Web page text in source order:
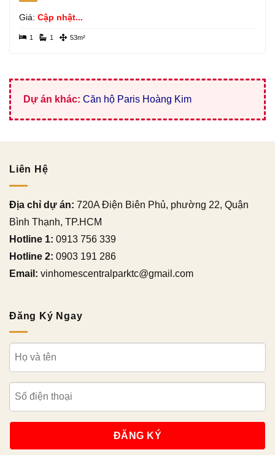
Giá: Cập nhật...
1 1 53m²
Dự án khác: Căn hộ Paris Hoàng Kim
Liên Hệ
Địa chỉ dự án: 720A Điện Biên Phủ, phường 22, Quận
Bình Thạnh, TP.HCM
Hotline 1: 0913 756 339
Hotline 2: 0903 191 286
Email: vinhomescentralparktc@gmail.com
Đăng Ký Ngay